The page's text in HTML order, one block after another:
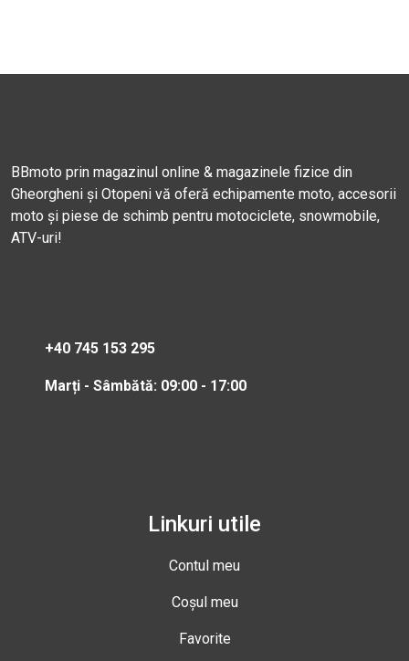
BBmoto prin magazinul online & magazinele fizice din
Gheorgheni și Otopeni vă oferă echipamente moto, accesorii
moto și piese de schimb pentru motociclete, snowmobile,
ATV-uri!
+40 745 153 295
Marți - Sâmbătă: 09:00 - 17:00
Linkuri utile
Contul meu
Coșul meu
Favorite